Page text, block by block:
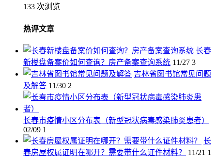
133 次浏览
热评文章
长春
新楼盘备案价如何查询？房产备案查询系统 11/27 3
吉林省图书馆常见问题
及解答 11/30 2
长春市疫情小区分布表（新型冠状病毒感染肺炎患者）
02/09 1
长
春房屋权属证明在哪开？需要带什么证件材料？
11/21 1